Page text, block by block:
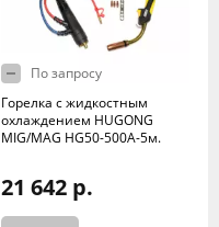
По запросу
Горелка с жидкостным
охлаждением HUGONG
MIG/MAG HG50-500А-5м.
21 642 р.